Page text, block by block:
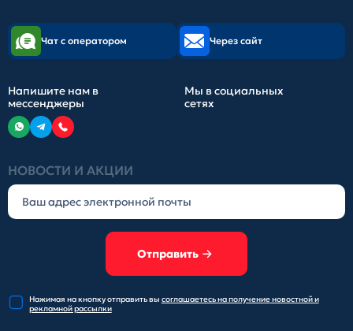
НОВОСТИ И АКЦИИ
Отправить
Нажимая на кнопку отправитьвы соглашаетесь на получениеновостной и
рекламной рассылки
Чат с оператором Через сайт
Напишите нам в
мессенджеры
Мы в социальных
сетях